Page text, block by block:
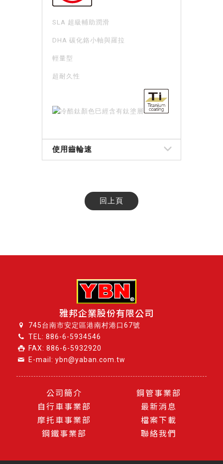
SLA 超級輔助潤滑
DHA 碳化鉻小軸與羅拉
輕量型
超耐久性
鈦顏色巳經含有鈦塗層
使用齒輪速
回上頁
雅邦企業股份有限公司
745台南市安定區港南村港口67號
TEL:886-6-5934546
FAX: 886-6-5932920
E-mail: ybn@yaban.com.tw
公司簡介
自行車事業部
摩托車事業部
鋼鐵事業部
鋼管事業部
最新消息
檔案下載
聯絡我們